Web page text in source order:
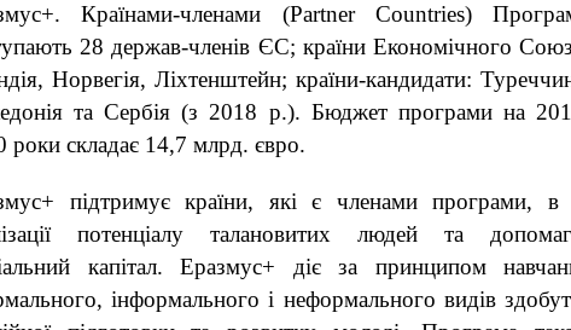
Країнами-членами (Partner Countries)
28 держав-членів ЄС; країни Економічного
Норвегія, Ліхтенштейн; країни-кандидати:
та Сербія (з 2018 р.). Бюджет програми на
роки складає 14,7 млрд. євро.
підтримує країни, які є членами програми, в
потенціалу талановитих людей та
капітал. Еразмус+ діє за принципом
інформального і неформального видів